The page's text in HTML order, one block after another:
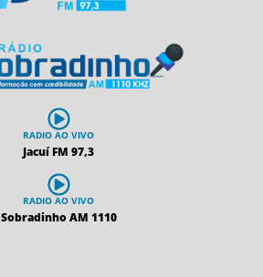
RADIO AO VIVO
Jacuí FM 97,3
RADIO AO VIVO
Sobradinho AM 1110